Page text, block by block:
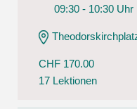
09:30 - 10:30 Uhr
CHF 170.00
17 Lektionen